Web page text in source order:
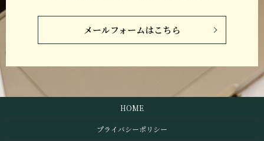
メールフォームはこちら
HOME
プライバシーポリシー